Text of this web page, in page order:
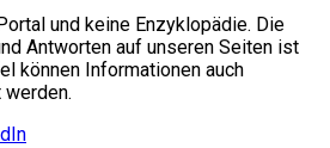
und keine Enzyklopädie. Die
Antworten auf unseren Seiten ist
können Informationen auch